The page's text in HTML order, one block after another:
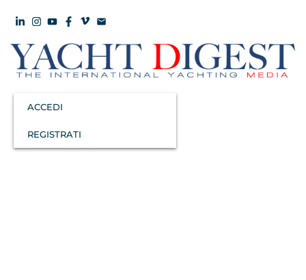
ACCEDI
REGISTRATI